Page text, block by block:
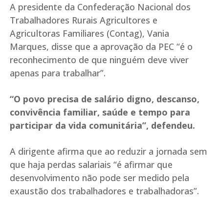
A presidente da Confederação Nacional dos
Trabalhadores Rurais Agricultores e
Agricultoras Familiares (Contag), Vania
Marques, disse que a aprovação da PEC “é o
reconhecimento de que ninguém deve viver
apenas para trabalhar”.
“O povo precisa de salário digno, descanso,
convivência familiar, saúde e tempo para
participar da vida comunitária”, defendeu.
A dirigente afirma que ao reduzir a jornada sem
que haja perdas salariais “é afirmar que
desenvolvimento não pode ser medido pela
exaustão dos trabalhadores e trabalhadoras”.